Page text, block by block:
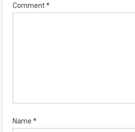
Comment*
Name *